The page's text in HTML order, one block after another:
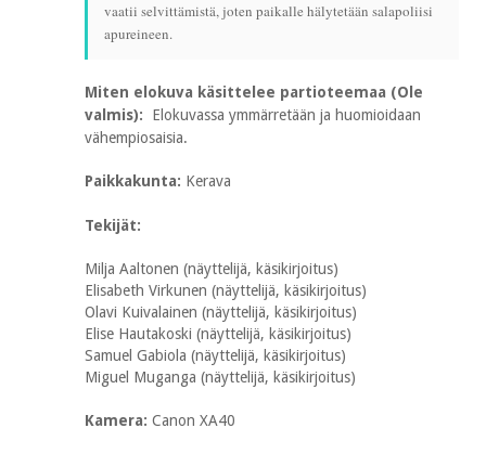
vaatii selvittämistä, joten paikalle hälytetään salapoliisi
apureineen.
Miten elokuva käsittelee partioteemaa (Ole
valmis): Elokuvassa ymmärretään ja huomioidaan
vähempiosaisia.
Paikkakunta: Kerava
Tekijät:
Milja Aaltonen (näyttelijä, käsikirjoitus)
Elisabeth Virkunen (näyttelijä, käsikirjoitus)
Olavi Kuivalainen (näyttelijä, käsikirjoitus)
Elise Hautakoski (näyttelijä, käsikirjoitus)
Samuel Gabiola (näyttelijä, käsikirjoitus)
Miguel Muganga (näyttelijä, käsikirjoitus)
Kamera: Canon XA40